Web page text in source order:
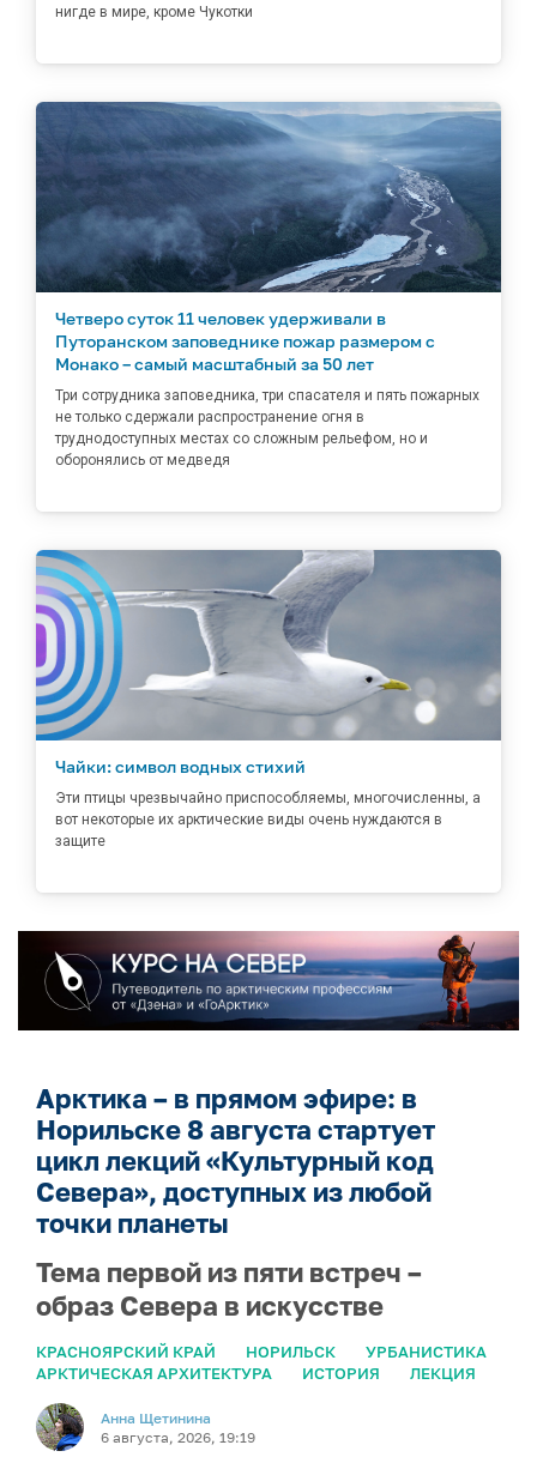
нигде в мире, кроме Чукотки
Четверо суток 11 человек удерживали в
Путоранском заповеднике пожар размером с
Монако – самый масштабный за 50 лет
Три сотрудника заповедника, три спасателя и пять пожарных
не только сдержали распространение огня в
труднодоступных местах со сложным рельефом, но и
оборонялись от медведя
Чайки: символ водных стихий
Эти птицы чрезвычайно приспособляемы, многочисленны, а
вот некоторые их арктические виды очень нуждаются в
защите
Арктика – в прямом эфире: в
Норильске 8 августа стартует
цикл лекций «Культурный код
Севера», доступных из любой
точки планеты
Тема первой из пяти встреч –
образ Севера в искусстве
КРАСНОЯРСКИЙ КРАЙ НОРИЛЬСК
УРБАНИСТИКА
АРКТИЧЕСКАЯ АРХИТЕКТУРА
ИСТОРИЯ ЛЕКЦИЯ
Анна Щетинина
6 августа, 2026, 19:19